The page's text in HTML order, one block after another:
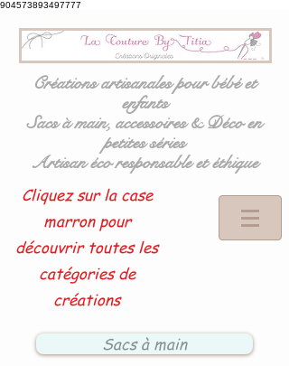
904573893497777
Créations artisanales pour bébé et
enfants
Sacs à main, accessoires & Déco en
petites séries
Artisan éco responsable et éthique
Cliquez sur la case
marron pour
découvrir toutes les
catégories de
créations
Sacs à main